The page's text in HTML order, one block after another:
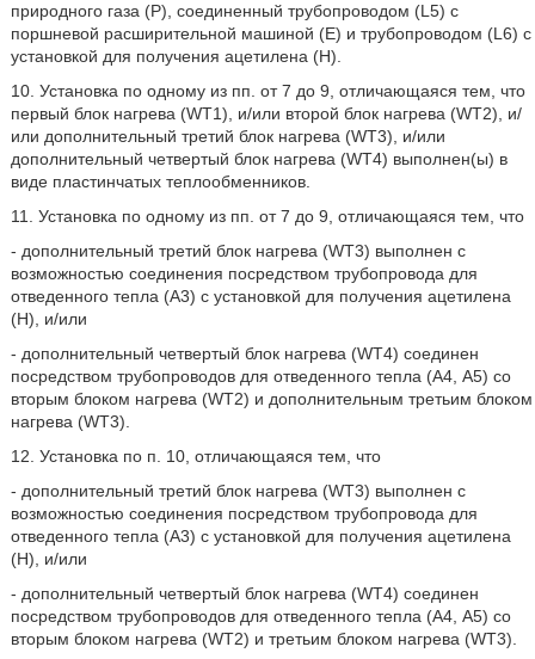
природного газа (Р), соединенный трубопроводом (L5) с
поршневой расширительной машиной (Е) и трубопроводом (L6) с
установкой для получения ацетилена (Н).
10. Установка по одному из пп. от 7 до 9, отличающаяся тем, что
первый блок нагрева (WT1), и/или второй блок нагрева (WT2), и/
или дополнительный третий блок нагрева (WT3), и/или
дополнительный четвертый блок нагрева (WT4) выполнен(ы) в
виде пластинчатых теплообменников.
11. Установка по одному из пп. от 7 до 9, отличающаяся тем, что
- дополнительный третий блок нагрева (WT3) выполнен с
возможностью соединения посредством трубопровода для
отведенного тепла (A3) с установкой для получения ацетилена
(Н), и/или
- дополнительный четвертый блок нагрева (WT4) соединен
посредством трубопроводов для отведенного тепла (А4, А5) со
вторым блоком нагрева (WT2) и дополнительным третьим блоком
нагрева (WT3).
12. Установка по п. 10, отличающаяся тем, что
- дополнительный третий блок нагрева (WT3) выполнен с
возможностью соединения посредством трубопровода для
отведенного тепла (A3) с установкой для получения ацетилена
(Н), и/или
- дополнительный четвертый блок нагрева (WT4) соединен
посредством трубопроводов для отведенного тепла (А4, А5) со
вторым блоком нагрева (WT2) и третьим блоком нагрева (WT3).